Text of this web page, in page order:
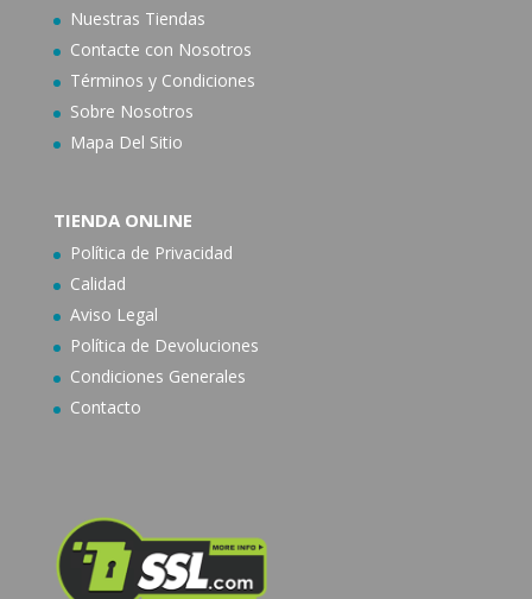
Nuestras Tiendas
Contacte con Nosotros
Términos y Condiciones
Sobre Nosotros
Mapa Del Sitio
TIENDA ONLINE
Política de Privacidad
Calidad
Aviso Legal
Política de Devoluciones
Condiciones Generales
Contacto